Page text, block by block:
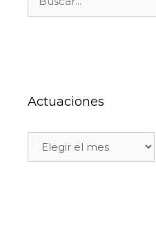
Actuaciones